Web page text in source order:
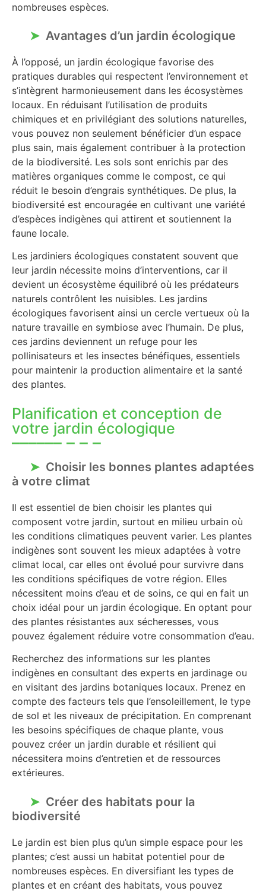
nombreuses espèces.
Avantages d’un jardin écologique
À l’opposé, un jardin écologique favorise des
pratiques durables qui respectent l’environnement et
s’intègrent harmonieusement dans les écosystèmes
locaux. En réduisant l’utilisation de produits
chimiques et en privilégiant des solutions naturelles,
vous pouvez non seulement bénéficier d’un espace
plus sain, mais également contribuer à la protection
de la biodiversité. Les sols sont enrichis par des
matières organiques comme le compost, ce qui
réduit le besoin d’engrais synthétiques. De plus, la
biodiversité est encouragée en cultivant une variété
d’espèces indigènes qui attirent et soutiennent la
faune locale.
Les jardiniers écologiques constatent souvent que
leur jardin nécessite moins d’interventions, car il
devient un écosystème équilibré où les prédateurs
naturels contrôlent les nuisibles. Les jardins
écologiques favorisent ainsi un cercle vertueux où la
nature travaille en symbiose avec l’humain. De plus,
ces jardins deviennent un refuge pour les
pollinisateurs et les insectes bénéfiques, essentiels
pour maintenir la production alimentaire et la santé
des plantes.
Planification et conception de
votre jardin écologique
Choisir les bonnes plantes adaptées
à votre climat
Il est essentiel de bien choisir les plantes qui
composent votre jardin, surtout en milieu urbain où
les conditions climatiques peuvent varier. Les plantes
indigènes sont souvent les mieux adaptées à votre
climat local, car elles ont évolué pour survivre dans
les conditions spécifiques de votre région. Elles
nécessitent moins d’eau et de soins, ce qui en fait un
choix idéal pour un jardin écologique. En optant pour
des plantes résistantes aux sécheresses, vous
pouvez également réduire votre consommation d’eau.
Recherchez des informations sur les plantes
indigènes en consultant des experts en jardinage ou
en visitant des jardins botaniques locaux. Prenez en
compte des facteurs tels que l’ensoleillement, le type
de sol et les niveaux de précipitation. En comprenant
les besoins spécifiques de chaque plante, vous
pouvez créer un jardin durable et résilient qui
nécessitera moins d’entretien et de ressources
extérieures.
Créer des habitats pour la
biodiversité
Le jardin est bien plus qu’un simple espace pour les
plantes; c’est aussi un habitat potentiel pour de
nombreuses espèces. En diversifiant les types de
plantes et en créant des habitats, vous pouvez